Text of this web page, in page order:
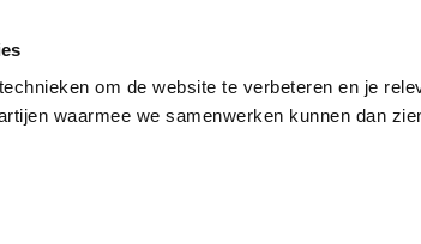
om de website te verbeteren en je
waarmee we samenwerken kunnen dan
en tv